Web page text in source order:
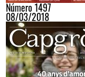
Número 1497
08/03/2018